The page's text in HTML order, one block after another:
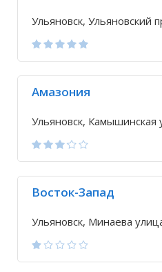
Ульяновск, Ульяновский
Амазония
Ульяновск, Камышинская
Восток-Запад
Ульяновск, Минаева